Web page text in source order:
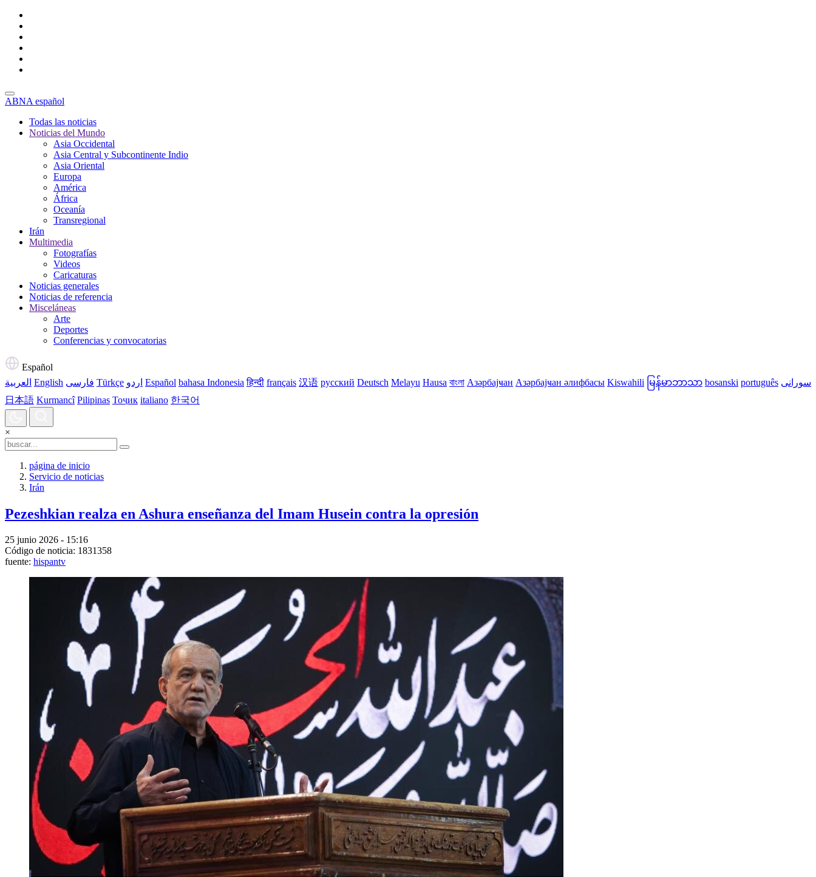
ABNA español
Todas las noticias
Noticias del Mundo
Asia Occidental
Asia Central y Subcontinente Indio
Asia Oriental
Europa
América
África
Oceanía
Transregional
Irán
Multimedia
Fotografías
Videos
Caricaturas
Noticias generales
Noticias de referencia
Misceláneas
Arte
Deportes
Conferencias y convocatorias
Español
العربية English فارسی Türkçe اردو Español bahasa Indonesia हिन्दी français 汉语 русский Deutsch Melayu Hausa বাংলা Азәрбајҹан Азәрбајҹан әлифбасы Kiswahili မြန်မာဘာသာ bosanski português سورانی
日本語 Kurmancî Pilipinas Тоҷик italiano 한국어
×
página de inicio
Servicio de noticias
Irán
Pezeshkian realza en Ashura enseñanza del Imam Husein contra la opresión
25 junio 2026 - 15:16
Código de noticia: 1831358
fuente: hispantv